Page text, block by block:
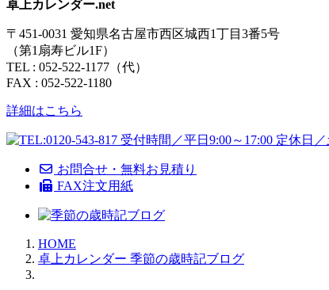
卓上カレンダー.net
〒451-0031 愛知県名古屋市西区城西1丁目3番5号
（第1扇寿ビル1F）
TEL : 052-522-1177（代）
FAX : 052-522-1180
詳細はこちら
お問合せ・無料お見積り
FAX注文用紙
HOME
卓上カレンダー 季節の歳時記ブログ